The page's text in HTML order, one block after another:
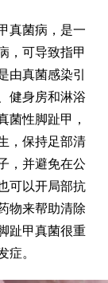
真菌病，是一
，可导致指甲
由真菌感染引
健身房和淋浴
菌性脚趾甲，
，保持足部清
，并避免在公
可以开局部抗
物来帮助清除
趾甲真菌很重
。